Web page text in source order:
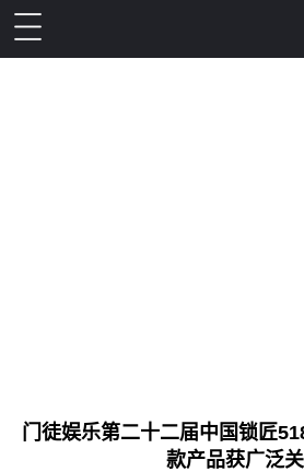
门徒娱乐第二十二届中国锁匠
款产品获广泛